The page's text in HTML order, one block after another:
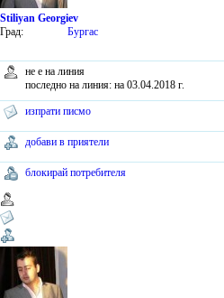
Stiliyan Georgiev
Град:
Бургас
не е на линия
последно на линия: на 03.04.2018 г.
изпрати писмо
добави в приятели
блокирай потребителя